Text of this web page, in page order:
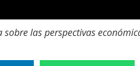
las perspectivas